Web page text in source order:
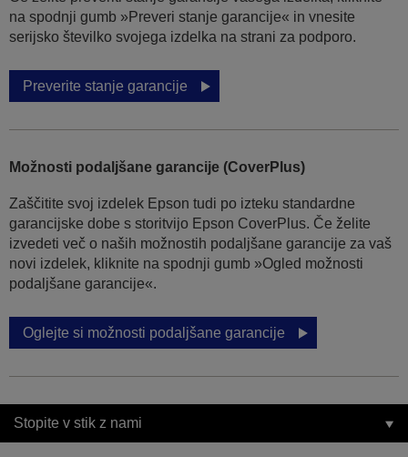
na spodnji gumb »Preveri stanje garancije« in vnesite
serijsko številko svojega izdelka na strani za podporo.
Preverite stanje garancije
Možnosti podaljšane garancije (CoverPlus)
Zaščitite svoj izdelek Epson tudi po izteku standardne
garancijske dobe s storitvijo Epson CoverPlus. Če želite
izvedeti več o naših možnostih podaljšane garancije za vaš
novi izdelek, kliknite na spodnji gumb »Ogled možnosti
podaljšane garancije«.
Oglejte si možnosti podaljšane garancije
Stopite v stik z nami